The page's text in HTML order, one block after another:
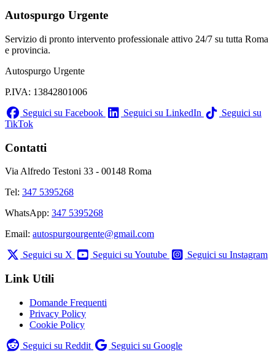
Autospurgo Urgente
Servizio di pronto intervento professionale attivo 24/7 su tutta Roma
e provincia.
Autospurgo Urgente
P.IVA: 13842801006
Seguici su Facebook
Seguici su LinkedIn
Seguici su
TikTok
Contatti
Via Alfredo Testoni 33 - 00148 Roma
Tel: 347 5395268
WhatsApp: 347 5395268
Email: autospurgourgente@gmail.com
Seguici su X
Seguici su Youtube Seguici su Instagram
Link Utili
Domande Frequenti
Privacy Policy
Cookie Policy
Seguici su Reddit
Seguici su Google